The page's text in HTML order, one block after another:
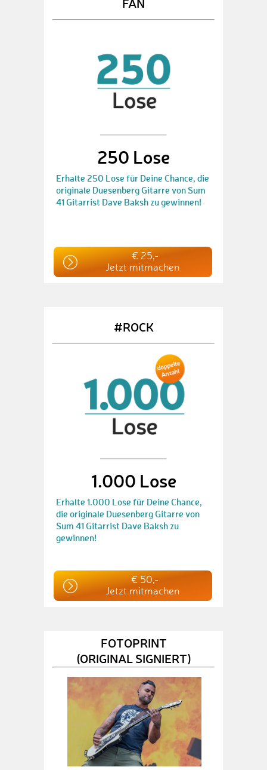
250 Lose
Erhalte 250 Lose für Deine Chance, die
originale Duesenberg Gitarre von Sum
41 Gitarrist Dave Baksh zu gewinnen!
€ 25,-
Jetzt mitmachen
#ROCK
1.000 Lose
Erhalte 1.000 Lose für Deine Chance,
die originale Duesenberg Gitarre von
Sum 41 Gitarrist Dave Baksh zu
gewinnen!
€ 50,-
Jetzt mitmachen
FOTOPRINT
(ORIGINAL SIGNIERT)